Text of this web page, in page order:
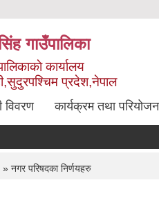
गाउँपालिका
कार्यालय
प्रदेश,नेपाल
विवरण कार्यक्रम तथा
» नगर परिषदका निर्णयहरु